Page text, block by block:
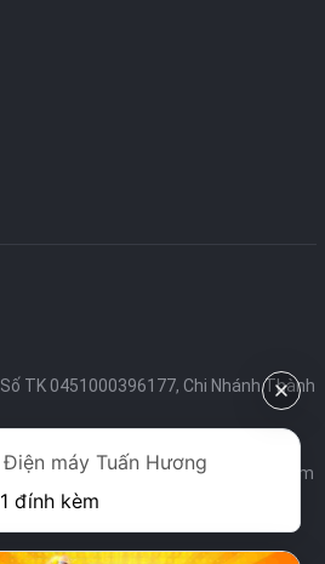
TK 0451000396177, Chi Nhánh Thành
Đình - Hà Nội
diengiadungtuanhuong@gmail.com
Điện máy Tuấn Hương
đính kèm